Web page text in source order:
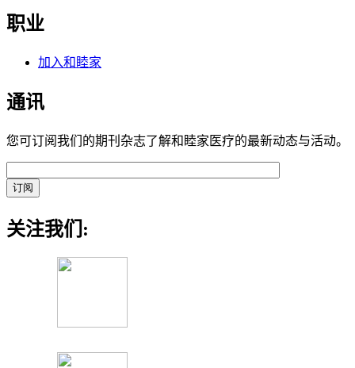
职业
加入和睦家
通讯
您可订阅我们的期刊杂志了解和睦家医疗的最新动态与活动。
关注我们: